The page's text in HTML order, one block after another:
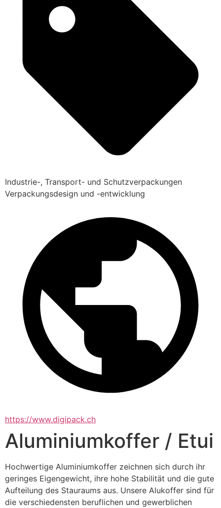
Industrie-, Transport- und Schutzverpackungen
Verpackungsdesign und -entwicklung
https://www.digipack.ch
Aluminiumkoffer / Etui
Hochwertige Aluminiumkoffer zeichnen sich durch ihr
geringes Eigengewicht, ihre hohe Stabilität und die gute
Aufteilung des Stauraums aus. Unsere Alukoffer sind für
die verschiedensten beruflichen und gewerblichen